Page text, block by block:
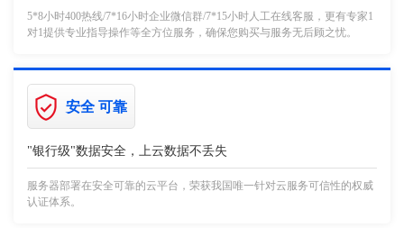
5*8小时400热线/7*16小时企业微信群/7*15小时人工在线客服，更有专家1
对1提供专业指导操作等全方位服务，确保您购买与服务无后顾之忧。
安全 可靠
"银行级"数据安全，上云数据不丢失
服务器部署在安全可靠的云平台，荣获我国唯一针对云服务可信性的权威
认证体系。